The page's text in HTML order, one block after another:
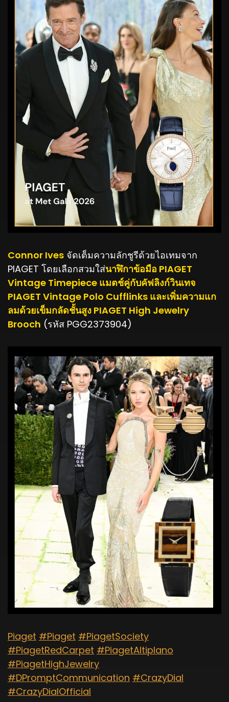
Connor Ives จัดเต็มความลักชูรีด้วยไอเทมจาก
PIAGET โดยเลือกสวมใส่นาฬิกาข้อมือ PIAGET
Vintage Timepiece แมตช์คู่กับคัฟลิงก์วินเทจ
PIAGET Vintage Polo Cufflinks และเพิ่มความแก
ลมด้วยเข็มกลัดชั้นสูง PIAGET High Jewelry
Brooch (รหัส PGG2373904)
Piaget #Piaget #PiagetSociety
#PiagetRedCarpet #PiagetAltiplano
#PiagetHighJewelry
#DPromptCommunication #CrazyDial
#CrazyDialOfficial